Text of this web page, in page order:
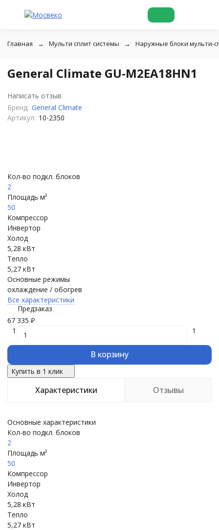
Главная Мульти сплит системы Наружные блоки мульти-
General Climate GU-M2EA18HN1
Написать отзыв
Бренд: General Climate
Артикул: 10-2350
Кол-во подкл. блоков
2
Площадь м²
50
Компрессор
Инвертор
Холод
5,28 кВт
Тепло
5,27 кВт
Основные режимы
охлаждение / обогрев
Все характеристики
Предзаказ
67 335 ₽
1
1
В корзину
Купить в 1 клик
Характеристики Отзывы
Основные характеристики
Кол-во подкл. блоков
2
Площадь м²
50
Компрессор
Инвертор
Холод
5,28 кВт
Тепло
5,27 кВт